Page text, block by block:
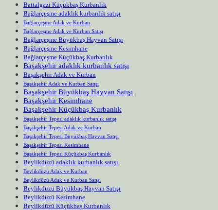
Battalgazi Küçükbaş Kurbanlık
Bağlarçeşme adaklık kurbanlık satışı
Bağlarçeşme Adak ve Kurban
Bağlarçeşme Adak ve Kurban Satışı
Bağlarçeşme Büyükbaş Hayvan Satışı
Bağlarçeşme Kesimhane
Bağlarçeşme Küçükbaş Kurbanlık
Başakşehir adaklık kurbanlık satışı
Başakşehir Adak ve Kurban
Başakşehir Adak ve Kurban Satışı
Başakşehir Büyükbaş Hayvan Satışı
Başakşehir Kesimhane
Başakşehir Küçükbaş Kurbanlık
Başakşehir Tepesi adaklık kurbanlık satışı
Başakşehir Tepesi Adak ve Kurban
Başakşehir Tepesi Büyükbaş Hayvan Satışı
Başakşehir Tepesi Kesimhane
Başakşehir Tepesi Küçükbaş Kurbanlık
Beylikdüzü adaklık kurbanlık satışı
Beylikdüzü Adak ve Kurban
Beylikdüzü Adak ve Kurban Satışı
Beylikdüzü Büyükbaş Hayvan Satışı
Beylikdüzü Kesimhane
Beylikdüzü Küçükbaş Kurbanlık